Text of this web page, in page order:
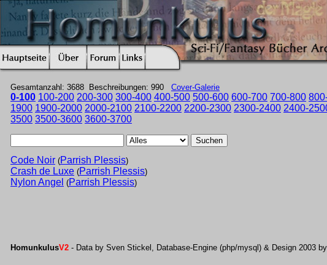
Gesamtanzahl: 3688 Beschreibungen: 990 Cover-Galerie
0-100 100-200 200-300 300-400 400-500 500-600 600-700 700-800
1900 1900-2000 2000-2100 2100-2200 2200-2300 2300-2400 2400-
3500 3500-3600 3600-3700
Suchen
Code Noir (Parrish Plessis)
Crash de Luxe (Parrish Plessis)
Nylon Angel (Parrish Plessis)
HomunkulusV2 - Data by Sven Stickel, Database-Engine (php/mysql) & Design 2003